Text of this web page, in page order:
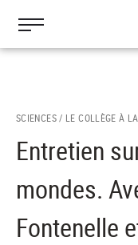
contenu
SCIENCES / LE COLLÈGE À
Entretien
mondes.
Fontenelle